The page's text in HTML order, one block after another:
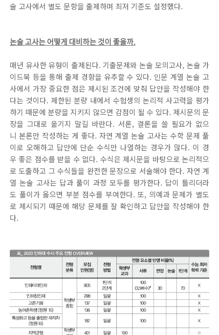
술 고사에서 별도 문항을 출제하며 최저 기준도 설정했다.
논술 고사는 어떻게 대비하는 것이 좋을까.
매년 유사한 유형이 출제된다. 기출문제와 논술 모의고사, 논술 가
이드북 등을 통해 출제 경향을 유추할 수 있다. 인문 계열 논술 고
사에서 가장 중요한 점은 제시된 조건에 맞춰 답안을 작성해야 한
다는 것이다. 제한된 분량 내에서 수험생의 논리적 사고력을 평가
하기 때문에 분량을 지키지 않으면 감점이 될 수 있다. 제시문의 문
장을 그대로 옮기지 말길 바란다. 서론, 결론을 쓸 필요가 없으
니 본론만 작성하는 게 좋다. 자연 계열 논술 고사는 수학 문제 풀
이로 오해하고 답안에 단순 수식만 나열하는 경우가 많다. 이 경
우 좋은 점수를 받을 수 없다. 수식은 제시문을 바탕으로 논리적으
로 도출하고 그 수식들을 완전한 문장으로 서술해야 한다. 자연 계
열 논술 고사는 답과 풀이 과정 모두를 평가한다. 답이 틀리더라
도 풀이가 옳으면 부분 점수를 부여한다. 또, 의예과 문제가 별도
로 제시되기 때문에 해당 문제를 잘 확인하고 답안을 작성해야 한
다.